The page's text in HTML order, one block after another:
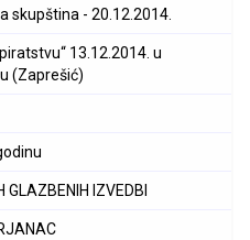
skupština - 20.12.2014.
13.12.2014. u
(Zaprešić)
GLAZBENIH IZVEDBI